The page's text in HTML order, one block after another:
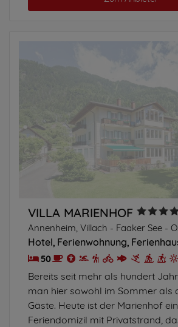
VILLA MARIENHOF
Hotel Ferienwohnung
50
Bereits seit mehr als hundert
man hier sowohl im Sommer als
Gäste. Heute ist der Marienhof
Feriendomizil mit Privatstrand,